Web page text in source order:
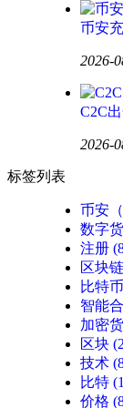
币安
2026-
C2C
2026-
标签列表
币安（
数字
注册
区块链
比特币
智能
加密
区块
技术
比特
价格